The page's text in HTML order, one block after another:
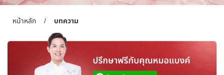
หน้าหลัก / บทความ